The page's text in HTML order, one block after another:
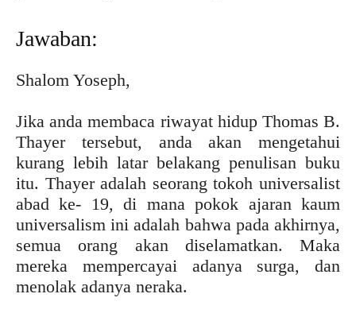
Jawaban:
Shalom Yoseph,
Jika anda membaca riwayat hidup Thomas B.
Thayer tersebut, anda akan mengetahui
kurang lebih latar belakang penulisan buku
itu. Thayer adalah seorang tokoh universalist
abad ke- 19, di mana pokok ajaran kaum
universalism ini adalah bahwa pada akhirnya,
semua orang akan diselamatkan. Maka
mereka mempercayai adanya surga, dan
menolak adanya neraka.